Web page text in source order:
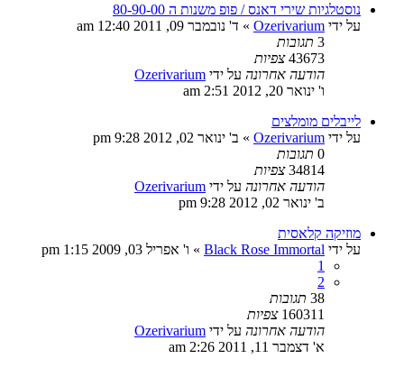
נוסטלגיות שירי דאנס / פופ משנות ה 80-90-00
על ידי Ozerivarium
» ד' נובמבר 09, 2011 12:40 am
3 תגובות
43673 צפיות
הודעה אחרונה על ידי Ozerivarium
ו' ינואר 20, 2012 2:51 am
לייבלים מומלצים
על ידי Ozerivarium
» ב' ינואר 02, 2012 9:28 pm
0 תגובות
34814 צפיות
הודעה אחרונה על ידי Ozerivarium
ב' ינואר 02, 2012 9:28 pm
מוזיקה קלאסית
על ידי Black Rose Immortal
» ו' אפריל 03, 2009 1:15 pm
1
2
38 תגובות
160311 צפיות
הודעה אחרונה על ידי Ozerivarium
א' דצמבר 11, 2011 2:26 am